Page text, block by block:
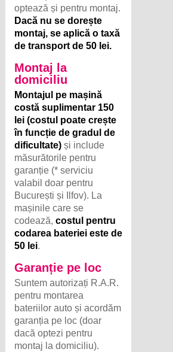
optează și pentru montaj.
Dacă nu se dorește
montaj, se aplică o taxă
de transport de 50 lei.
Montaj la
domiciliu
Montajul pe mașină
costă suplimentar 150
lei (costul poate crește
în funcție de gradul de
dificultate) și include
măsurătorile pentru
garanție (* serviciu
valabil doar pentru
București și Ilfov). La
mașinile care se
codează,costul pentru
codarea bateriei este de
50 lei.
Garanție pe loc
Suntem autorizați R.A.R.
pentru montarea
bateriilor auto și acordăm
garanția pe loc (doar
dacă optezi pentru
montaj la domiciliu).